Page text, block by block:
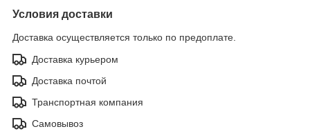
Условия доставки
Доставка осуществляется только по предоплате.
Доставка курьером
Доставка почтой
Транспортная компания
Самовывоз